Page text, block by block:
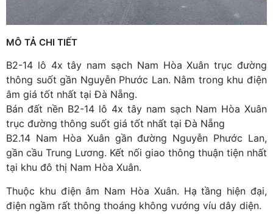
MÔ TẢ CHI TIẾT
B2-14 lô 4x tây nam sạch Nam Hòa Xuân trục đường
thông suốt gần Nguyễn Phước Lan. Nằm trong khu điện
âm giá tốt nhất tại Đà Nẵng.
Bán đất nền B2-14 lô 4x tây nam sạch Nam Hòa Xuân
trục đường thông suốt giá tốt nhất tại Đà Nẵng
B2.14 Nam Hòa Xuân gần đường Nguyễn Phước Lan,
gần cầu Trung Lương. Kết nối giao thông thuận tiện nhất
tại khu đô thị Nam Hòa Xuân.
Thuộc khu điện âm Nam Hòa Xuân. Hạ tầng hiện đại,
điện ngầm rất thông thoáng không vướng víu dây diện.